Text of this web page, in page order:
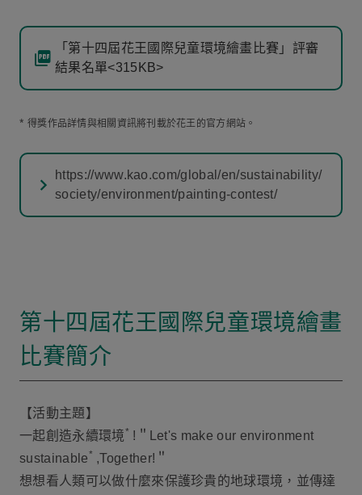
「第十四屆花王國際兒童環境繪畫比賽」評審
結果名單<315KB>
* 得獎作品詳情與相關資訊將刊載於花王的官方網站。
https://www.kao.com/global/en/sustainability/
society/environment/painting-contest/
第十四屆花王國際兒童環境繪畫
比賽簡介
【活動主題】
一起創造永續環境* !＂Let's make our environment
sustainable* ,Together!＂
想想看人類可以做什麼來保護珍貴的地球環境，並傳達